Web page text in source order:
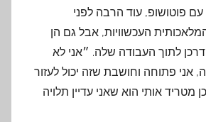
פוטושופ, עוד הרבה לפני
העכשוויות, אבל גם הן
לתוך העבודה שלה. ״אני לא
אני פתוחה וחושבת שזה יכול לעזור
מטריד אותי הוא שאני עדיין תלויה